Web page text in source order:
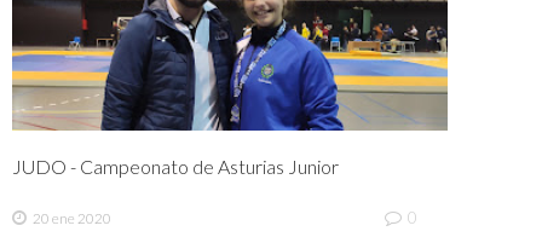
JUDO - Campeonato de Asturias Junior
20 ene 2020 0